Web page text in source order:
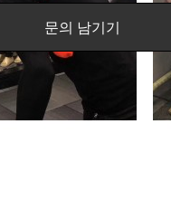
문의 남기기